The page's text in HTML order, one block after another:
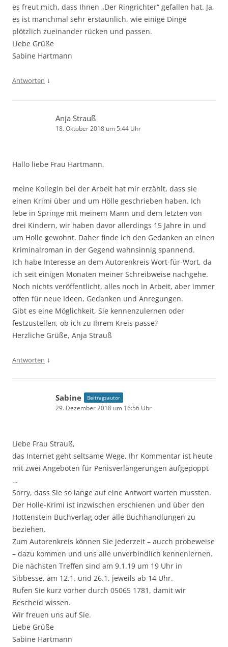
es freut mich, dass Ihnen „Der Ringrichter“ gefallen hat. Ja,
es ist manchmal sehr erstaunlich, wie einige Dinge
plötzlich zueinander rücken und passen.
Liebe Grüße
Sabine Hartmann
Antworten ↓
Anja Strauß
18. Oktober 2018 um 5:44 Uhr
Hallo liebe Frau Hartmann,
meine Kollegin bei der Arbeit hat mir erzählt, dass sie
einen Krimi über und um Hölle geschrieben haben. Ich
lebe in Springe mit meinem Mann und dem letzten von
drei Kindern, wir haben davor allerdings 15 Jahre in und
um Holle gewohnt. Daher finde ich den Gedanken an einen
Kriminalroman in der Gegend wahnsinnig spannend.
Ich habe Interesse an dem Autorenkreis Wort-für-Wort, da
ich seit einigen Monaten meiner Schreibweise nachgehe.
Noch nichts veröffentlicht, alles noch in Arbeit, aber immer
offen für neue Ideen, Gedanken und Anregungen.
Gibt es eine Möglichkeit, Sie kennenzulernen oder
festzustellen, ob ich zu Ihrem Kreis passe?
Herzliche Grüße, Anja Strauß
Antworten ↓
Sabine Beitragsautor
29. Dezember 2018 um 16:56 Uhr
Liebe Frau Strauß,
das Internet geht seltsame Wege, Ihr Kommentar ist heute
mit zwei Angeboten für Penisverlängerungen aufgepoppt
…
Sorry, dass Sie so lange auf eine Antwort warten mussten.
Der Holle-Krimi ist inzwischen erschienen und über den
Hottenstein Buchverlag oder alle Buchhandlungen zu
beziehen.
Zum Autorenkreis können Sie jederzeit – aucch probeweise
– dazu kommen und uns alle unverbindlich kennenlernen.
Die nächsten Treffen sind am 9.1.19 um 19 Uhr in
Sibbesse, am 12.1. und 26.1. jeweils ab 14 Uhr.
Rufen Sie kurz vorher durch 05065 1781, damit wir
Bescheid wissen.
Wir freuen uns auf Sie.
Liebe Grüße
Sabine Hartmann